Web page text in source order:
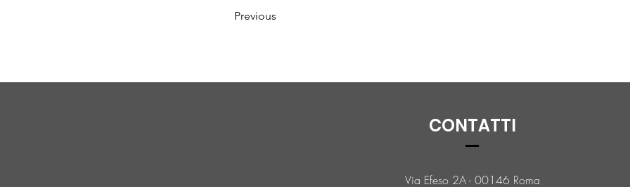
Previous
CONTATTI
Via Efeso 2A - 00146 Roma